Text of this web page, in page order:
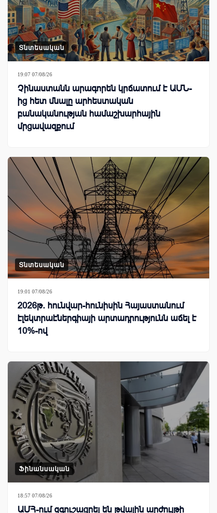
Տնտեսական
19:07 07/08/26
Չինաստանն արագորեն կրճատում է ԱՄՆ-
ից հետ մնալը արհեստական
բանականության համաշխարհային
մրցավազքում
Տնտեսական
19:01 07/08/26
2026թ. հունվար-հունիսին Հայաստանում
էլեկտրաէներգիայի արտադրությունն աճել է
10%-ով
Ֆինանսական
18:57 07/08/26
ԱՄՀ-ում զգուշացրել են թվային արժույթի